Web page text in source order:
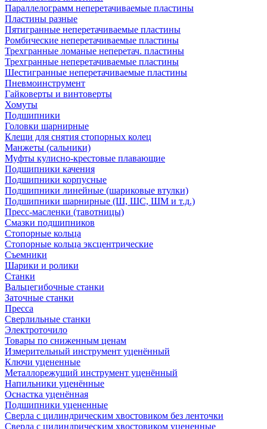
Параллелограмм неперетачиваемые пластины
Пластины разные
Пятигранные неперетачиваемые пластины
Ромбические неперетачиваемые пластины
Трехгранные ломаные неперетач. пластины
Трехгранные неперетачиваемые пластины
Шестигранные неперетачиваемые пластины
Пневмоинструмент
Гайковерты и винтоверты
Хомуты
Подшипники
Головки шарнирные
Клещи для снятия стопорных колец
Манжеты (сальники)
Муфты кулисно-крестовые плавающие
Подшипники качения
Подшипники корпусные
Подшипники линейные (шариковые втулки)
Подшипники шарнирные (Ш, ШС, ШМ и т.д.)
Пресс-масленки (тавотницы)
Смазки подшипников
Стопорные кольца
Стопорные кольца эксцентрические
Съемники
Шарики и ролики
Станки
Вальцегибочные станки
Заточные станки
Пресса
Сверлильные станки
Электроточило
Товары по сниженным ценам
Измерительный инструмент уценённый
Ключи уцененные
Металлорежущий инструмент уценённый
Напильники уценённые
Оснастка уценённая
Подшипники уцененные
Сверла с цилиндрическим хвостовиком без ленточки
Сверла с цилиндрическим хвостовиком уцененные